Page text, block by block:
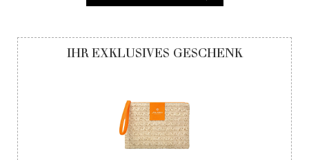
IHR EXKLUSIVES GESCHENK